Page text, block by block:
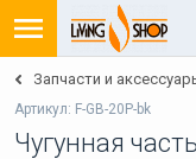
Запчасти и
Артикул: F-GB-20P-bk
Чугунная